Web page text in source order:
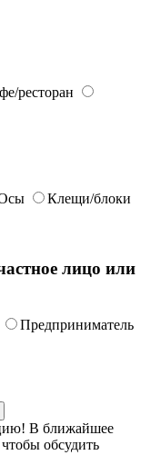
ресторан
Клещи/блоки
лицо или
Предприниматель
В ближайшее
обсудить